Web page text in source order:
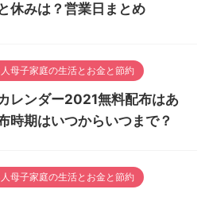
休みは？営業日まとめ
母子家庭の生活とお金と節約
レンダー2021無料配布はあ
時期はいつからいつまで？
母子家庭の生活とお金と節約